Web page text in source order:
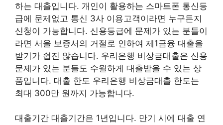
하는 대출입니다. 개인이 활용하는 스마트폰 통신등
급에 문제없고 통신 3사 이용고객이라면 누구든지
신청이 가능합니다. 신용등급에 문제가 있는 분들이
라면 서울 보증서의 거절로 인하여 제1금융 대출을
받기가 쉽진 않습니다. 우리은행 비상금대출은 신용
문제가 있는 분들도 수월하게 대출받을 수 있는 상
품입니다. 대출 한도 우리은행 비상금대출 한도는
최대 300만 원까지 가능합니다.
대출기간 대출기간은 1년입니다. 만기 시에 대출 연